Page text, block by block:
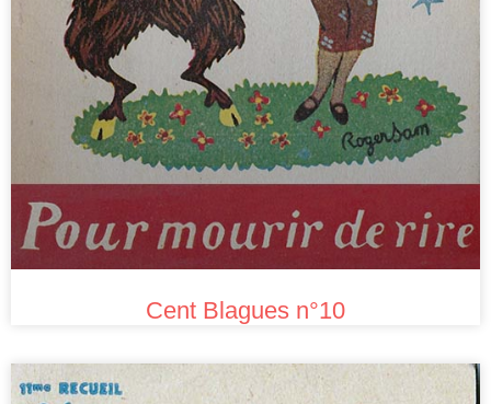
Cent Blagues n°10